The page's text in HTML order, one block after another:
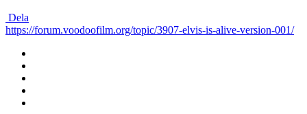
Dela
https://forum.voodoofilm.org/topic/3907-elvis-is-alive-version-001/